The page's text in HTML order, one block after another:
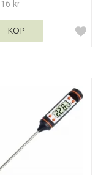
16 kr
KÖP